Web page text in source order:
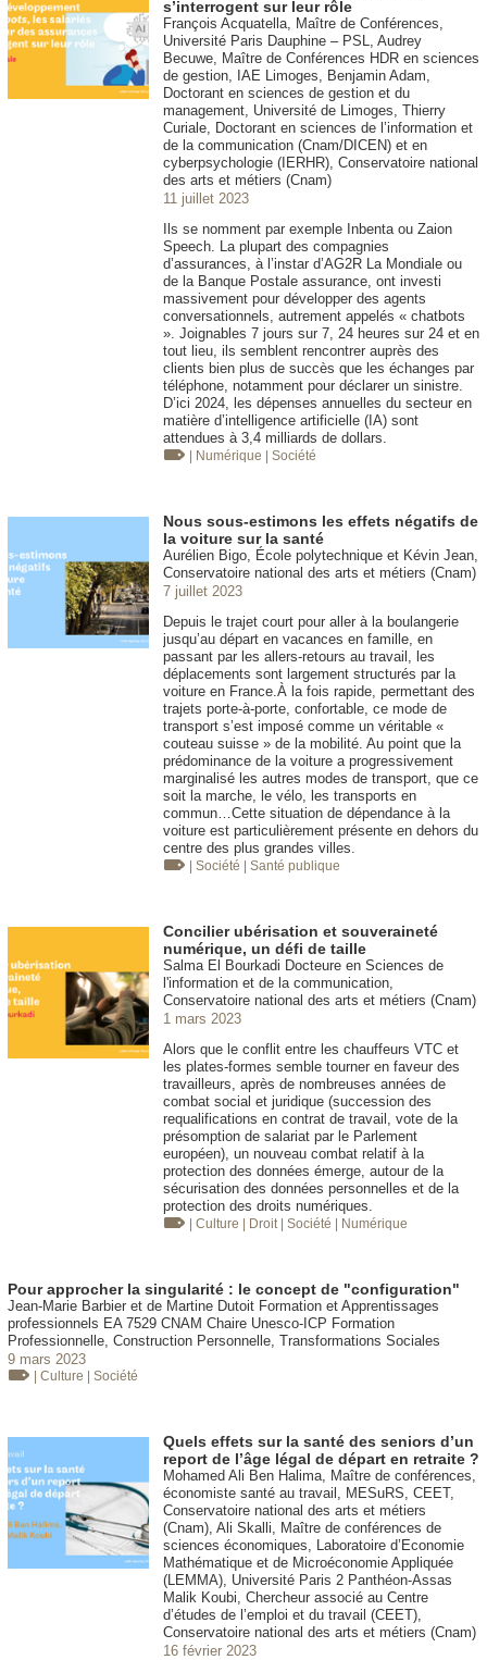
s’interrogent sur leur rôle
François Acquatella, Maître de Conférences,
Université Paris Dauphine – PSL, Audrey
Becuwe, Maître de Conférences HDR en sciences
de gestion, IAE Limoges, Benjamin Adam,
Doctorant en sciences de gestion et du
management, Université de Limoges, Thierry
Curiale, Doctorant en sciences de l’information et
de la communication (Cnam/DICEN) et en
cyberpsychologie (IERHR), Conservatoire national
des arts et métiers (Cnam)
11 juillet 2023
Ils se nomment par exemple Inbenta ou Zaion
Speech. La plupart des compagnies
d’assurances, à l’instar d’AG2R La Mondiale ou
de la Banque Postale assurance, ont investi
massivement pour développer des agents
conversationnels, autrement appelés « chatbots
». Joignables 7 jours sur 7, 24 heures sur 24 et en
tout lieu, ils semblent rencontrer auprès des
clients bien plus de succès que les échanges par
téléphone, notamment pour déclarer un sinistre.
D’ici 2024, les dépenses annuelles du secteur en
matière d’intelligence artificielle (IA) sont
attendues à 3,4 milliards de dollars.
| Numérique | Société
Nous sous-estimons les effets négatifs de
la voiture sur la santé
Aurélien Bigo, École polytechnique et Kévin Jean,
Conservatoire national des arts et métiers (Cnam)
7 juillet 2023
Depuis le trajet court pour aller à la boulangerie
jusqu’au départ en vacances en famille, en
passant par les allers-retours au travail, les
déplacements sont largement structurés par la
voiture en France.À la fois rapide, permettant des
trajets porte-à-porte, confortable, ce mode de
transport s’est imposé comme un véritable «
couteau suisse » de la mobilité. Au point que la
prédominance de la voiture a progressivement
marginalisé les autres modes de transport, que ce
soit la marche, le vélo, les transports en
commun…Cette situation de dépendance à la
voiture est particulièrement présente en dehors du
centre des plus grandes villes.
| Société | Santé publique
Concilier ubérisation et souveraineté
numérique, un défi de taille
Salma El Bourkadi Docteure en Sciences de
l'information et de la communication,
Conservatoire national des arts et métiers (Cnam)
1 mars 2023
Alors que le conflit entre les chauffeurs VTC et
les plates-formes semble tourner en faveur des
travailleurs, après de nombreuses années de
combat social et juridique (succession des
requalifications en contrat de travail, vote de la
présomption de salariat par le Parlement
européen), un nouveau combat relatif à la
protection des données émerge, autour de la
sécurisation des données personnelles et de la
protection des droits numériques.
| Culture | Droit | Société | Numérique
Pour approcher la singularité : le concept de "configuration"
Jean-Marie Barbier et de Martine Dutoit Formation et Apprentissages
professionnels EA 7529 CNAM Chaire Unesco-ICP Formation
Professionnelle, Construction Personnelle, Transformations Sociales
9 mars 2023
| Culture | Société
Quels effets sur la santé des seniors d’un
report de l’âge légal de départ en retraite ?
Mohamed Ali Ben Halima, Maître de conférences,
économiste santé au travail, MESuRS, CEET,
Conservatoire national des arts et métiers
(Cnam), Ali Skalli, Maître de conférences de
sciences économiques, Laboratoire d’Economie
Mathématique et de Microéconomie Appliquée
(LEMMA), Université Paris 2 Panthéon-Assas
Malik Koubi, Chercheur associé au Centre
d’études de l’emploi et du travail (CEET),
Conservatoire national des arts et métiers (Cnam)
16 février 2023